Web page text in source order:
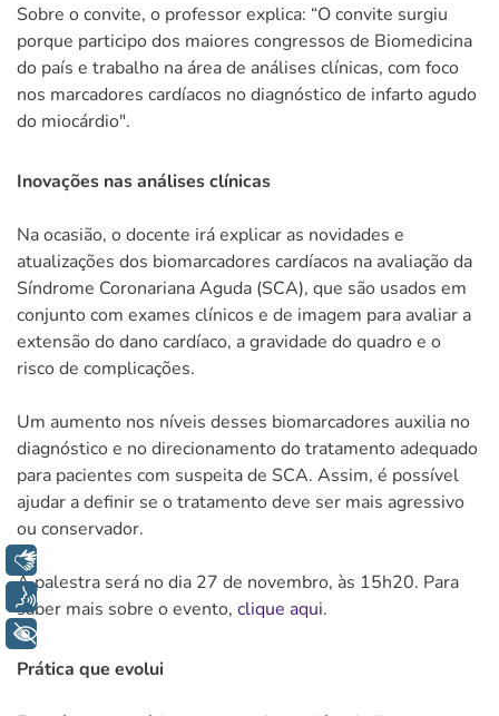
Sobre o convite, o professor explica: “O convite surgiu
porque participo dos maiores congressos de Biomedicina
do país e trabalho na área de análises clínicas, com foco
nos marcadores cardíacos no diagnóstico de infarto agudo
do miocárdio".
Inovações nas análises clínicas
Na ocasião, o docente irá explicar as novidades e
atualizações dos biomarcadores cardíacos na avaliação da
Síndrome Coronariana Aguda (SCA), que são usados em
conjunto com exames clínicos e de imagem para avaliar a
extensão do dano cardíaco, a gravidade do quadro e o
risco de complicações.
Um aumento nos níveis desses biomarcadores auxilia no
diagnóstico e no direcionamento do tratamento adequado
para pacientes com suspeita de SCA. Assim, é possível
ajudar a definir se o tratamento deve ser mais agressivo
ou conservador.
A palestra será no dia 27 de novembro, às 15h20. Para
saber mais sobre o evento, clique aqui.
Prática que evolui
Voz